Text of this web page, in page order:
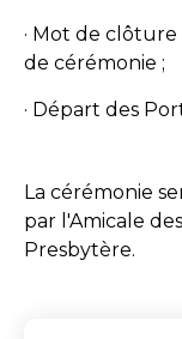
· Mot de
de cérémonie ;
· Départ des
La cérémonie
par l'Amicale
Presbytère.